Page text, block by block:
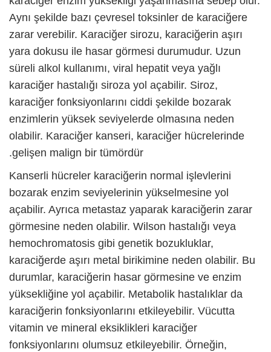
Aynı şekilde bazı çevresel toksinler de karaciğere
zarar verebilir. Karaciğer sirozu, karaciğerin aşırı
yara dokusu ile hasar görmesi durumudur. Uzun
süreli alkol kullanımı, viral hepatit veya yağlı
karaciğer hastalığı siroza yol açabilir. Siroz,
karaciğer fonksiyonlarını ciddi şekilde bozarak
enzimlerin yüksek seviyelerde olmasına neden
olabilir. Karaciğer kanseri, karaciğer hücrelerinde
gelişen malign bir tümördür.
Kanserli hücreler karaciğerin normal işlevlerini
bozarak enzim seviyelerinin yükselmesine yol
açabilir. Ayrıca metastaz yaparak karaciğerin zarar
görmesine neden olabilir. Wilson hastalığı veya
hemochromatosis gibi genetik bozukluklar,
karaciğerde aşırı metal birikimine neden olabilir. Bu
durumlar, karaciğerin hasar görmesine ve enzim
yüksekliğine yol açabilir. Metabolik hastalıklar da
karaciğerin fonksiyonlarını etkileyebilir. Vücutta
vitamin ve mineral eksiklikleri karaciğer
fonksiyonlarını olumsuz etkileyebilir. Örneğin,